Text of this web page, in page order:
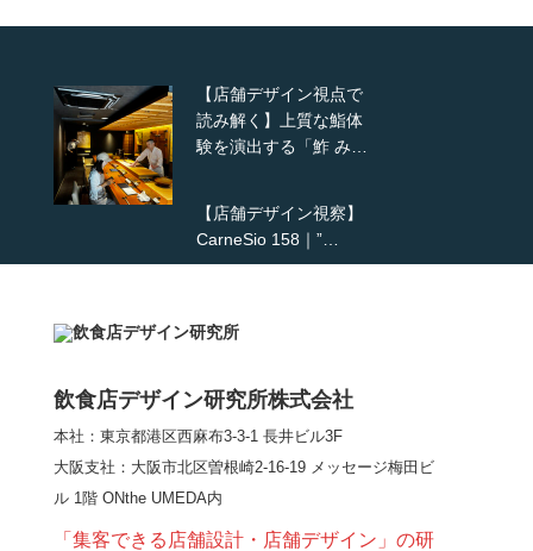
【店舗デザイン視点で
読み解く】上質な鮨体
験を演出する「鮓 み…
【店舗デザイン視察】
CarneSio 158｜”…
【熊の鳥焼き】囲炉裏
とライブ感を両立した
和モダン串揚げ店。
「…
飲食店デザイン研究所株式会社
本社：東京都港区西麻布3-3-1 長井ビル3F
大阪支社 ：大阪市北区曽根崎2-16-19 メッセージ梅田ビ
ル 1階 ONthe UMEDA内
「集客できる店舗設計・店舗デザイン」の研